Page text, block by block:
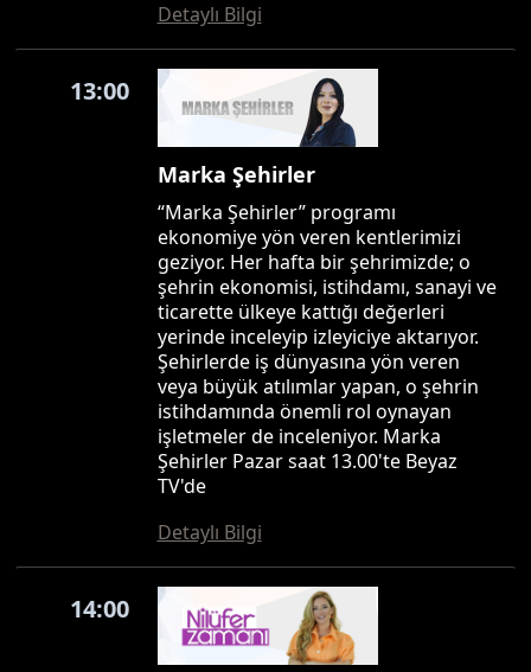
Detaylı Bilgi
13:00
Marka Şehirler
“Marka Şehirler” programı
ekonomiye yön veren kentlerimizi
geziyor. Her hafta bir şehrimizde; o
şehrin ekonomisi, istihdamı, sanayi ve
ticarette ülkeye kattığı değerleri
yerinde inceleyip izleyiciye aktarıyor.
Şehirlerde iş dünyasına yön veren
veya büyük atılımlar yapan, o şehrin
istihdamında önemli rol oynayan
işletmeler de inceleniyor. Marka
Şehirler Pazar saat 13.00'te Beyaz
TV'de
Detaylı Bilgi
14:00